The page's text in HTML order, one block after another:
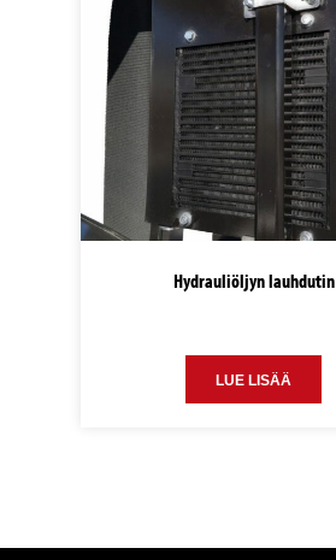
Hydrauliöljyn lauhdutin
LUE LISÄÄ